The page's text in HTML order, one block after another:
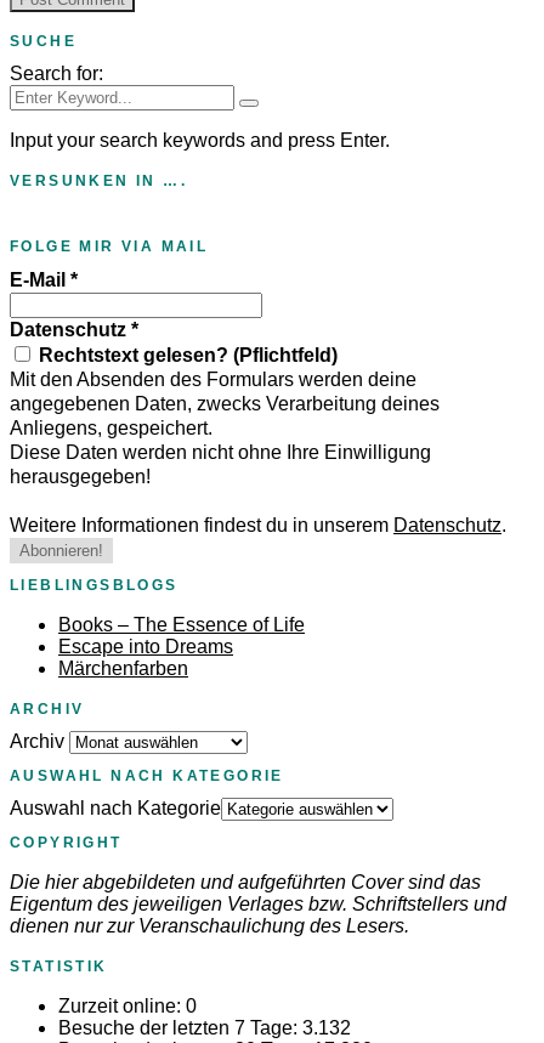
SUCHE
Search for:
Input your search keywords and press Enter.
VERSUNKEN IN ….
FOLGE MIR VIA MAIL
E-Mail *
Datenschutz *
Rechtstext gelesen? (Pflichtfeld)
Mit den Absenden des Formulars werden deine
angegebenen Daten, zwecks Verarbeitung deines
Anliegens, gespeichert.
Diese Daten werden nicht ohne Ihre Einwilligung
herausgegeben!
Weitere Informationen findest du in unserem Datenschutz.
LIEBLINGSBLOGS
Books – The Essence of Life
Escape into Dreams
Märchenfarben
ARCHIV
Archiv
AUSWAHL NACH KATEGORIE
Auswahl nach Kategorie
COPYRIGHT
Die hier abgebildeten und aufgeführten Cover sind das
Eigentum des jeweiligen Verlages bzw. Schriftstellers und
dienen nur zur Veranschaulichung des Lesers.
STATISTIK
Zurzeit online: 0
Besuche der letzten 7 Tage: 3.132